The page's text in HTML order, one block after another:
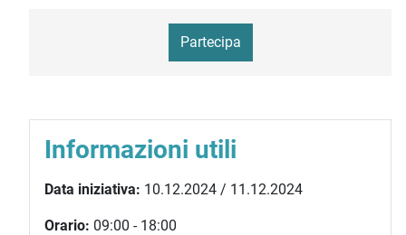
Partecipa
Informazioni utili
Data iniziativa: 10.12.2024 / 11.12.2024
Orario: 09:00 - 18:00